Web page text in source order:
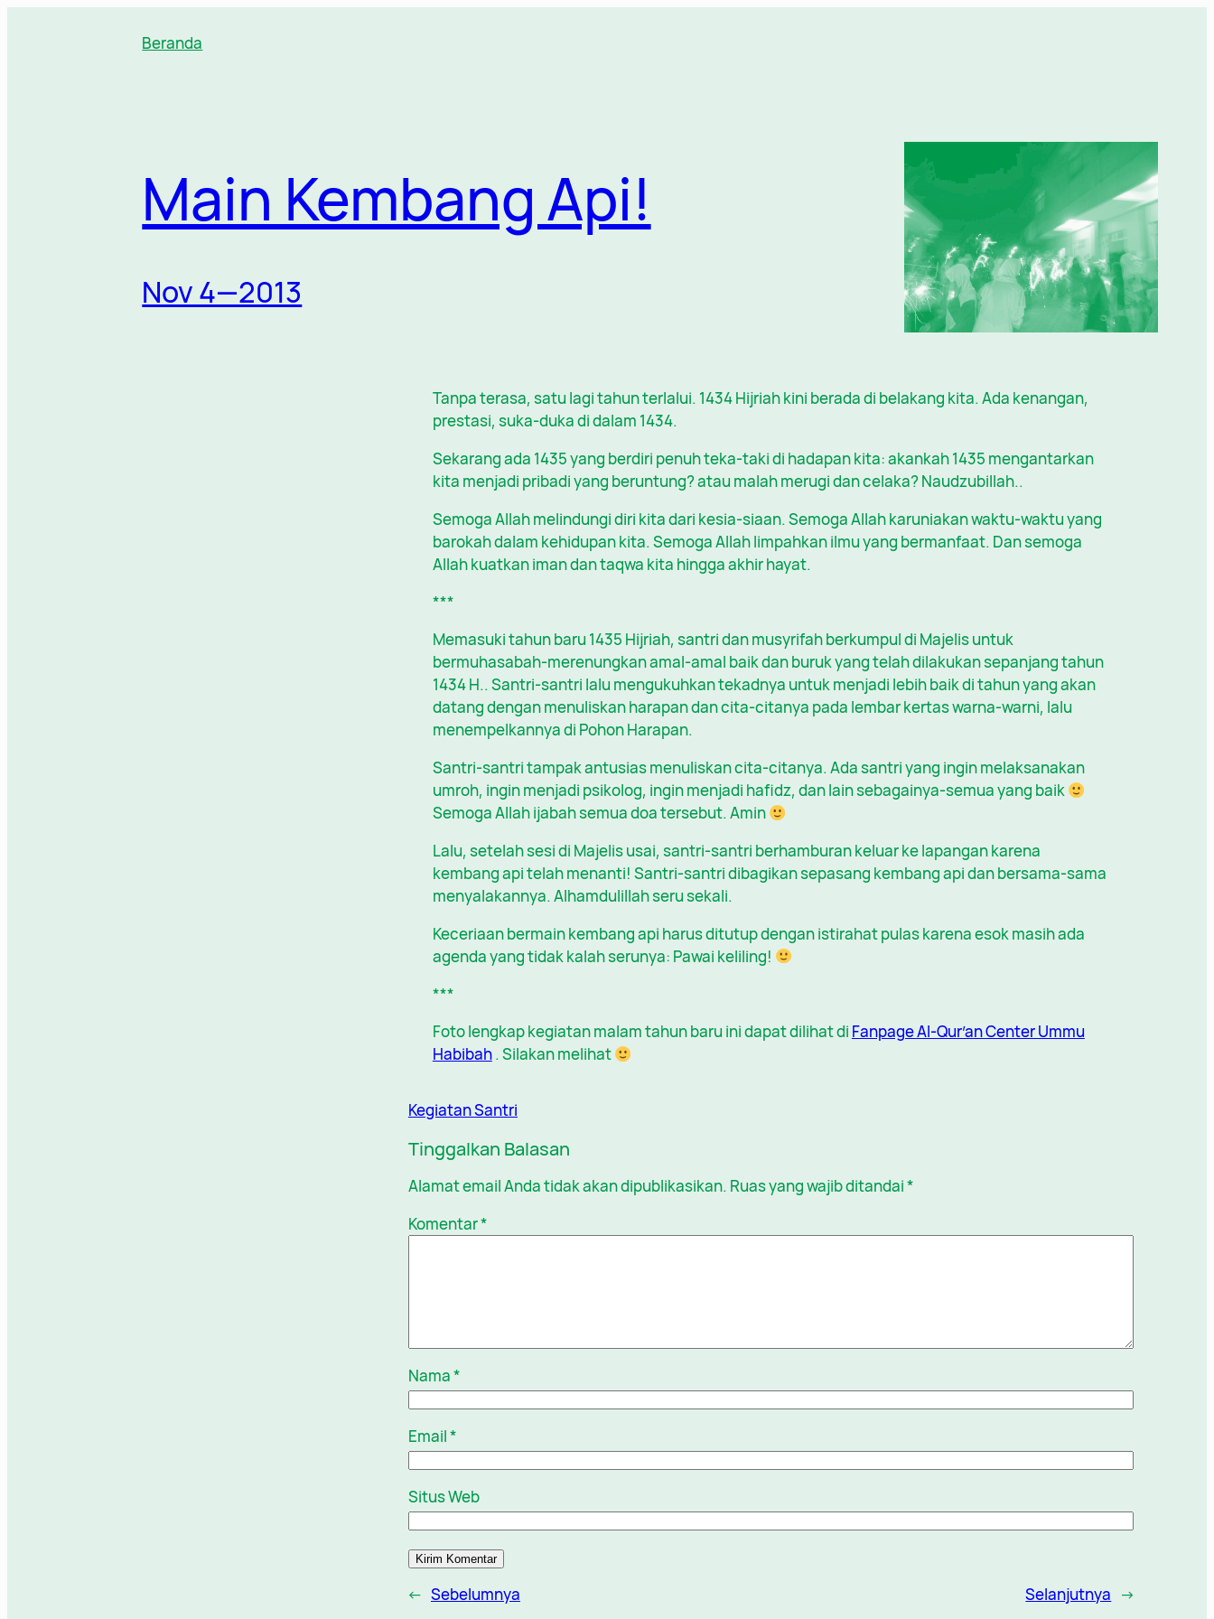
Beranda
Main Kembang Api!
Nov 4—2013
Tanpa terasa, satu lagi tahun terlalui. 1434 Hijriah kini berada di belakang kita. Ada kenangan,
prestasi, suka-duka di dalam 1434.
Sekarang ada 1435 yang berdiri penuh teka-taki di hadapan kita: akankah 1435 mengantarkan
kita menjadi pribadi yang beruntung? atau malah merugi dan celaka? Naudzubillah..
Semoga Allah melindungi diri kita dari kesia-siaan. Semoga Allah karuniakan waktu-waktu yang
barokah dalam kehidupan kita. Semoga Allah limpahkan ilmu yang bermanfaat. Dan semoga
Allah kuatkan iman dan taqwa kita hingga akhir hayat.
***
Memasuki tahun baru 1435 Hijriah, santri dan musyrifah berkumpul di Majelis untuk
bermuhasabah-merenungkan amal-amal baik dan buruk yang telah dilakukan sepanjang tahun
1434 H.. Santri-santri lalu mengukuhkan tekadnya untuk menjadi lebih baik di tahun yang akan
datang dengan menuliskan harapan dan cita-citanya pada lembar kertas warna-warni, lalu
menempelkannya di Pohon Harapan.
Santri-santri tampak antusias menuliskan cita-citanya. Ada santri yang ingin melaksanakan
umroh, ingin menjadi psikolog, ingin menjadi hafidz, dan lain sebagainya-semua yang baik
Semoga Allah ijabah semua doa tersebut. Amin
Lalu, setelah sesi di Majelis usai, santri-santri berhamburan keluar ke lapangan karena
kembang api telah menanti! Santri-santri dibagikan sepasang kembang api dan bersama-sama
menyalakannya. Alhamdulillah seru sekali.
Keceriaan bermain kembang api harus ditutup dengan istirahat pulas karena esok masih ada
agenda yang tidak kalah serunya: Pawai keliling!
***
Foto lengkap kegiatan malam tahun baru ini dapat dilihat di Fanpage Al-Qur’an Center Ummu
Habibah. Silakan melihat
Kegiatan Santri
Tinggalkan Balasan
Alamat email Anda tidak akan dipublikasikan. Ruas yang wajib ditandai*
Komentar*
Nama*
Email*
Situs Web
← Sebelumnya Selanjutnya →